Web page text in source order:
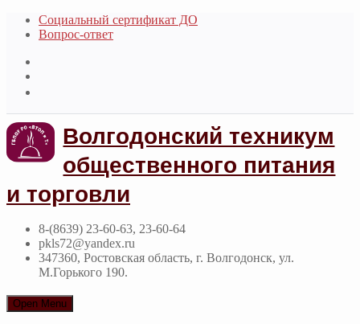
Социальный сертификат ДО
Вопрос-ответ
Волгодонский техникум
общественного питания
и торговли
8-(8639) 23-60-63, 23-60-64
pkls72@yandex.ru
347360, Ростовская область, г. Волгодонск, ул.
М.Горького 190.
Open Menu